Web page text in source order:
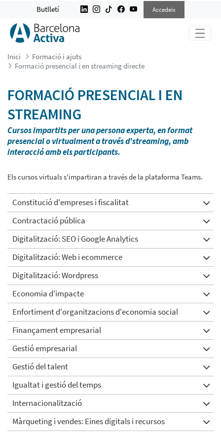
FORMACIÓ PRESENCIAL I EN
Butlletí Accedeix
Inici
Formació i ajuts
Formació presencial i en streaming directe
FORMACIÓ PRESENCIAL I EN
STREAMING
Cursos impartits per una persona experta, en format
presencial o virtualment a través d'streaming, amb
interacció amb els participants.
Els cursos virtuals s'impartiran a través de la plataforma Teams.
Constitució d'empreses i fiscalitat
Contractació pública
Digitalització: SEO i Google Analytics
Digitalització: Web i ecommerce
Digitalització: Wordpress
Economia d'impacte
Enfortiment d'organitzacions d'economia social
Finançament empresarial
Gestió empresarial
Gestió del talent
Igualtat i gestió del temps
Internacionalització
Màrqueting i vendes: Eines digitals i recursos